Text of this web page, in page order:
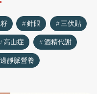
針眼
三伏貼
高山症
酒精代謝
靜脈營養